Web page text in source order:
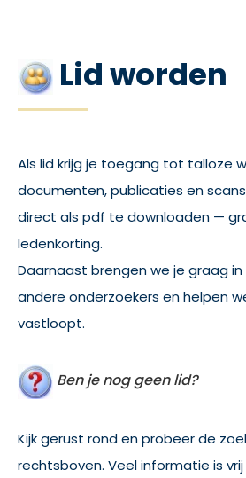
Lid worden
Als lid krijg je toegang tot talloze
documenten, publicaties en
direct als pdf te downloaden —
ledenkorting.
Daarnaast brengen we je graag
andere onderzoekers en helpen
vastloopt.
Ben je nog geen lid?
Kijk gerust rond en probeer de
rechtsboven. Veel informatie is